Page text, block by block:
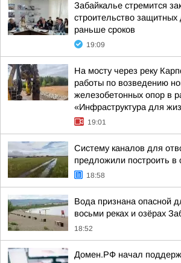
Забайкалье стремится
строительство защитных
раньше сроков
19:09
На мосту через реку
работы по возведению
железобетонных опор в
«Инфраструктура для
19:01
Систему каналов для
предложили построить в
18:58
Вода признана опасной
восьми реках и озёрах
18:52
Домен.РФ начал